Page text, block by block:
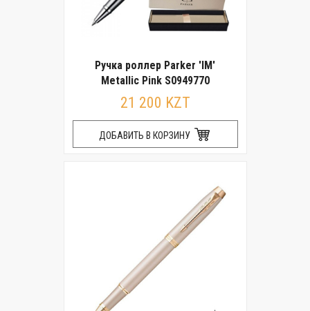
Ручка роллер Parker 'IM'
Metallic Pink S0949770
21 200 KZT
ДОБАВИТЬ В КОРЗИНУ